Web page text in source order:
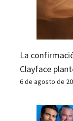
La
Clayface
6 de agosto de